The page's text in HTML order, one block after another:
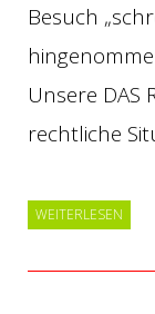
Besuch
Unsere
rechtliche
WEITERLESEN